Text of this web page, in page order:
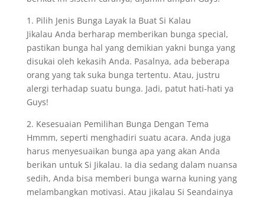
1. Pilih Jenis Bunga Layak Ia Buat Si Kalau
Jikalau Anda berharap memberikan bunga special,
pastikan bunga hal yang demikian yakni bunga yang
disukai oleh kekasih Anda. Pasalnya, ada beberapa
orang yang tak suka bunga tertentu. Atau, justru
alergi terhadap suatu bunga. Jadi, patut hati-hati ya
Guys!
2. Kesesuaian Pemilihan Bunga Dengan Tema
Hmmm, seperti menghadiri suatu acara. Anda juga
harus menyesuaikan bunga apa yang akan Anda
berikan untuk Si Jikalau. Ia dia sedang dalam nuansa
sedih, Anda bisa memberi bunga warna kuning yang
melambangkan motivasi. Atau jikalau Si Seandainya